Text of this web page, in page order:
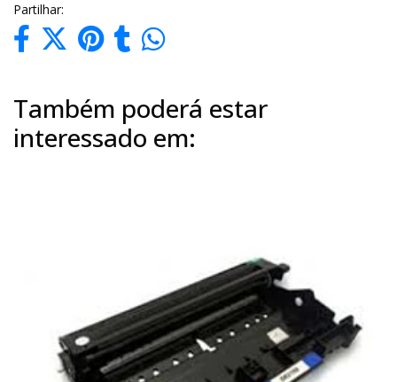
Partilhar:
Também poderá estar
interessado em: